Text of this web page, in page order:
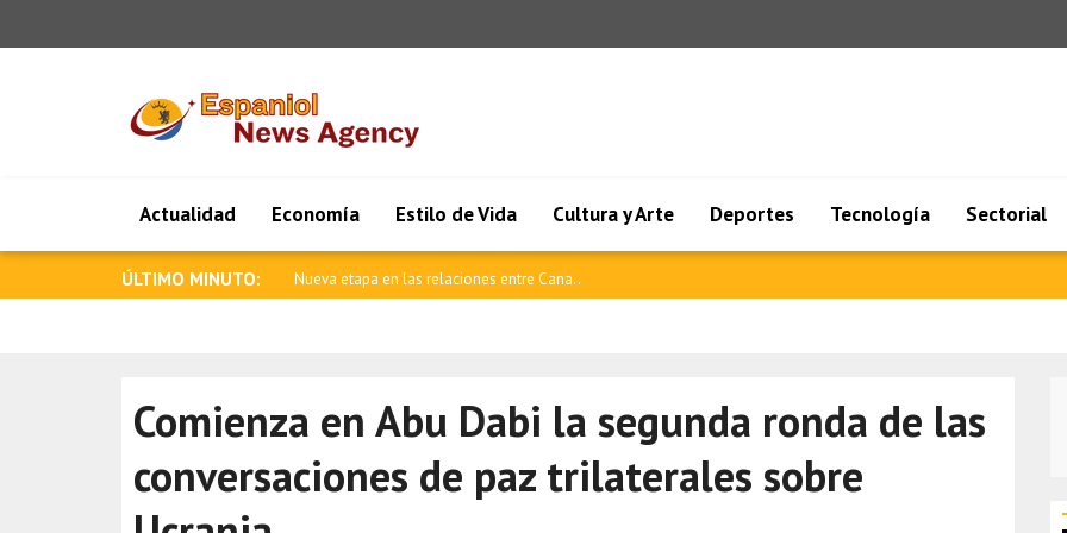
Actualidad Economía Estilo de Vida Cultura y Arte Deportes Tecnología Sectorial
ÚLTIMO MINUTO: Ataque armado en una escuela de Tailandi..
Comienza en Abu Dabi la segunda ronda de las
conversaciones de paz trilaterales sobre